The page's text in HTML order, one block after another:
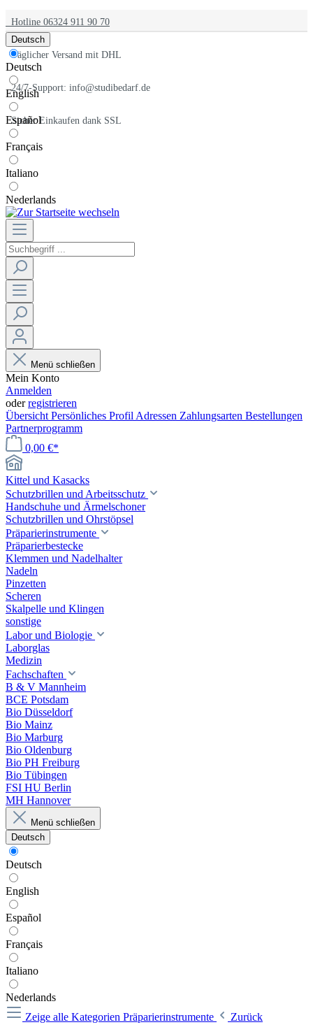
Hotline 06324 911 90 70
Täglicher Versand mit DHL
24/7-Support: info@studibedarf.de
Sicher Einkaufen dank SSL
Deutsch
Deutsch
English
Español
Français
Italiano
Nederlands
Menü schließen
Mein Konto
Anmelden
oderregistrieren
Übersicht Persönliches Profil Adressen Zahlungsarten Bestellungen
Partnerprogramm
0,00 €*
Kittel und Kasacks
Schutzbrillen und Arbeitsschutz
Handschuhe und Ärmelschoner
Schutzbrillen und Ohrstöpsel
Präparierinstrumente
Präparierbestecke
Klemmen und Nadelhalter
Nadeln
Pinzetten
Scheren
Skalpelle und Klingen
sonstige
Labor und Biologie
Laborglas
Medizin
Fachschaften
B & V Mannheim
BCE Potsdam
Bio Düsseldorf
Bio Mainz
Bio Marburg
Bio Oldenburg
Bio PH Freiburg
Bio Tübingen
FSI HU Berlin
MH Hannover
Menü schließen
Deutsch
Deutsch
English
Español
Français
Italiano
Nederlands
Zeige alle Kategorien Präparierinstrumente
Zurück